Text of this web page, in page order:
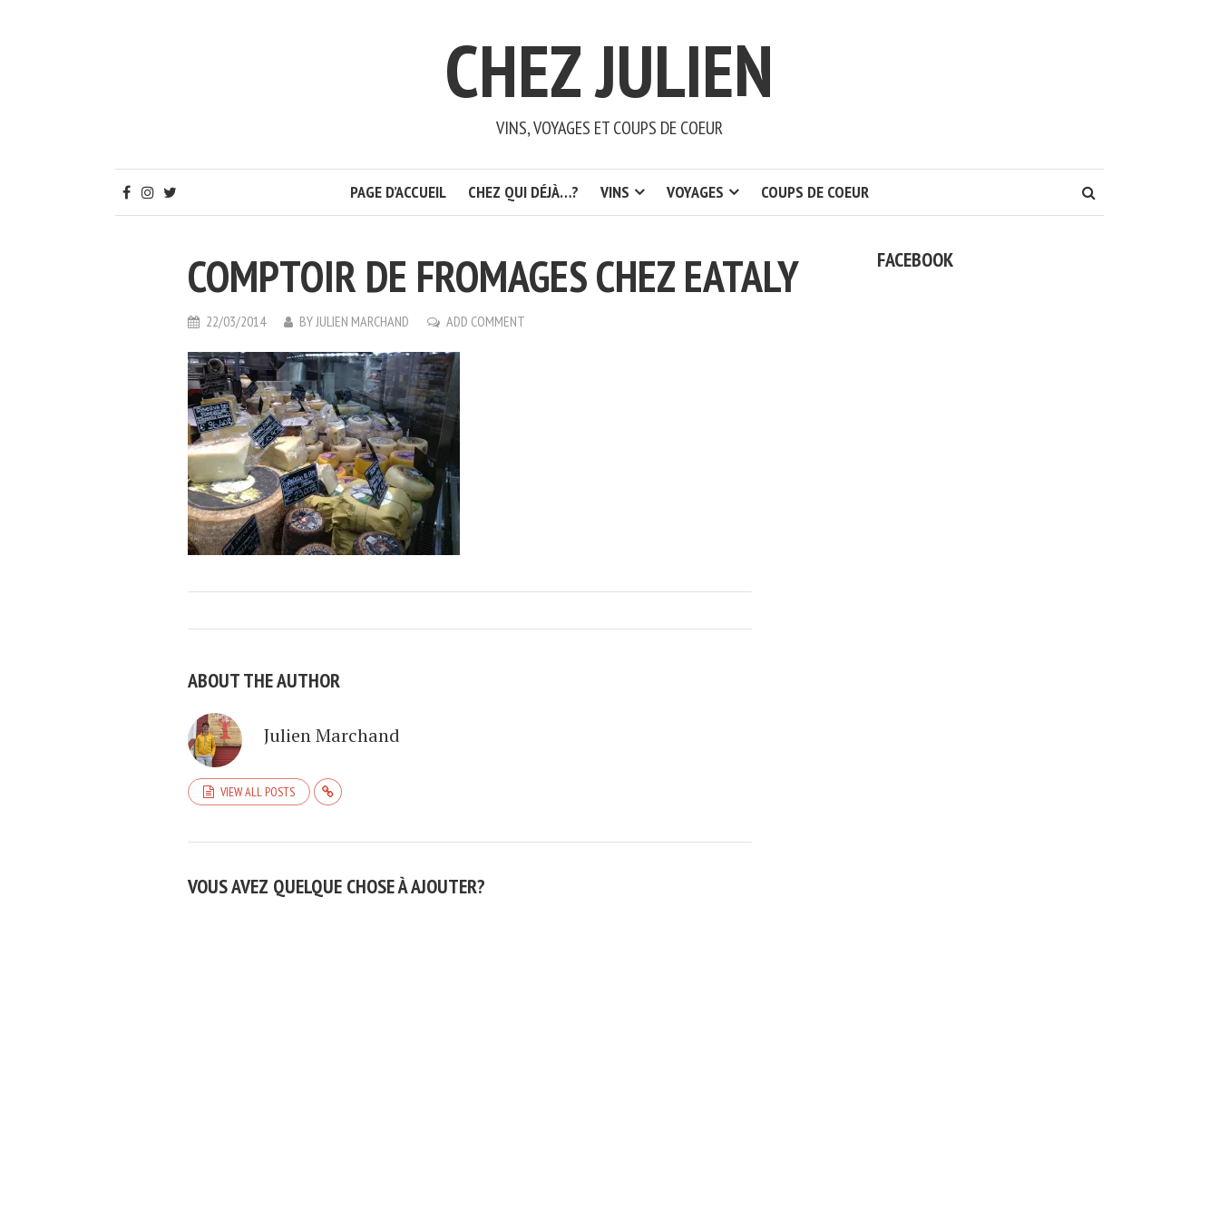
CHEZ JULIEN
VINS, VOYAGES ET COUPS DE COEUR
PAGE D’ACCUEIL CHEZ QUI DÉJÀ…? VINS VOYAGES COUPS DE COEUR
COMPTOIR DE FROMAGES CHEZ EATALY
22/03/2014 BYJULIEN MARCHAND ADD COMMENT
ABOUT THE AUTHOR
Julien Marchand
VIEW ALL POSTS
VOUS AVEZ QUELQUE CHOSE À AJOUTER?
FACEBOOK